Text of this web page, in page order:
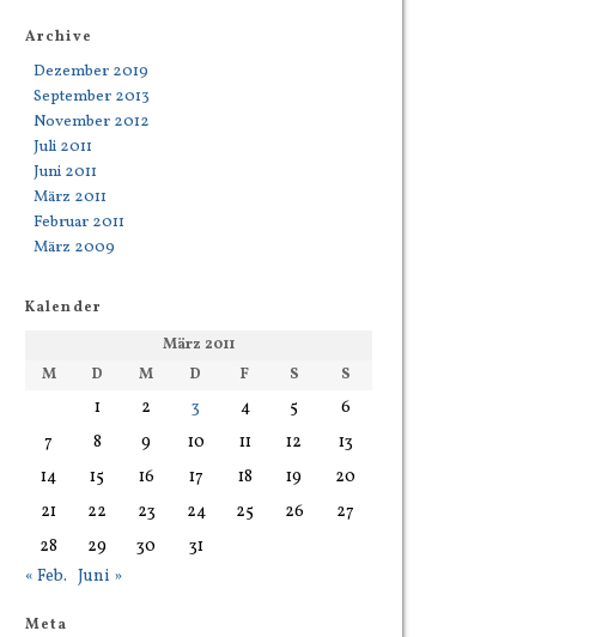
Archive
Dezember 2019
September 2013
November 2012
Juli 2011
Juni 2011
März 2011
Februar 2011
März 2009
Kalender
März 2011
M
D M D F S S
1 2 3 4 5
6
7
8 9 10 11 12
13
14
15 16 17 18 19
20
21
22 23 24 25 26
27
28
29 30
31
« Feb. Juni »
Meta